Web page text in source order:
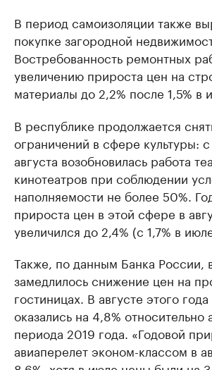
В период самоизоляции также
покупке загородной
Востребованность ремонтных
увеличению прироста цен на
материалы до 2,2% после 1,5% в
В республике продолжается
ограничений в сфере культуры:
августа возобновилась работа
кинотеатров при соблюдении
наполняемости не более 50%.
прироста цен в этой сфере в
увеличился до 2,4% (с 1,7% в
Также, по данным Банка России,
замедлилось снижение цен на
гостиницах. В августе этого
оказались на 4,8% относительно
периода 2019 года. «Годовой
авиаперелет эконом-классом в